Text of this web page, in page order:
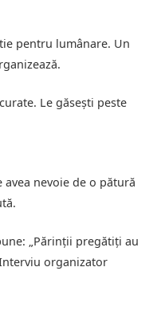
pentru lumânare. Un
Le găsești peste
nevoie de o pătură
„Părinții pregătiți au
organizator